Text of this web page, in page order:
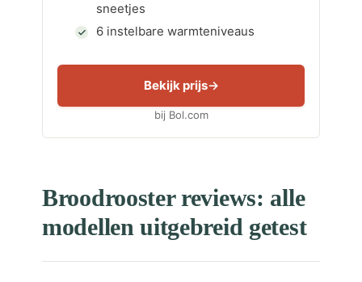
sneetjes
6 instelbare warmteniveaus
Bekijk prijs
bij Bol.com
Broodrooster reviews: alle
modellen uitgebreid getest